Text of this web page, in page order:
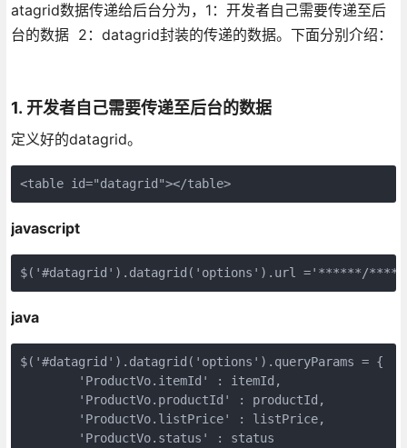
atagrid数据传递给后台分为，1：开发者自己需要传递至后
台的数据 2：datagrid封装的传递的数据。下面分别介绍：
1. 开发者自己需要传递至后台的数据
定义好的datagrid。
<table id="datagrid"></table>
javascript
$('#datagrid').datagrid('options').url ='******/
java
$('#datagrid').datagrid('options').queryParams = {
        'ProductVo.itemId' : itemId,
        'ProductVo.productId' : productId,
        'ProductVo.listPrice' : listPrice,
        'ProductVo.status' : status